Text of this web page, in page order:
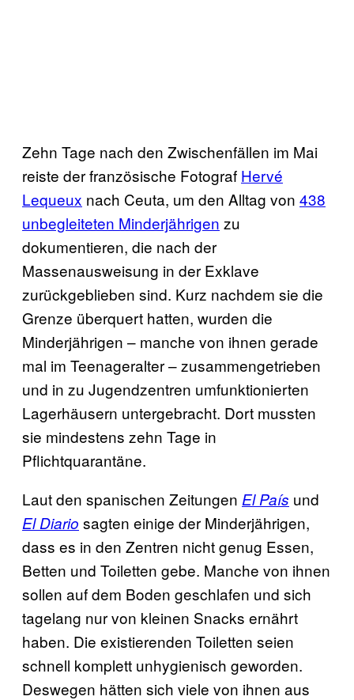
Zehn Tage nach den Zwischenfällen im Mai
reiste der französische Fotograf Hervé
Lequeux nach Ceuta, um den Alltag von 438
unbegleiteten Minderjährigen zu
dokumentieren, die nach der
Massenausweisung in der Exklave
zurückgeblieben sind. Kurz nachdem sie die
Grenze überquert hatten, wurden die
Minderjährigen – manche von ihnen gerade
mal im Teenageralter – zusammengetrieben
und in zu Jugendzentren umfunktionierten
Lagerhäusern untergebracht. Dort mussten
sie mindestens zehn Tage in
Pflichtquarantäne.
Laut den spanischen Zeitungen El País und
El Diario sagten einige der Minderjährigen,
dass es in den Zentren nicht genug Essen,
Betten und Toiletten gebe. Manche von ihnen
sollen auf dem Boden geschlafen und sich
tagelang nur von kleinen Snacks ernährt
haben. Die existierenden Toiletten seien
schnell komplett unhygienisch geworden.
Deswegen hätten sich viele von ihnen aus